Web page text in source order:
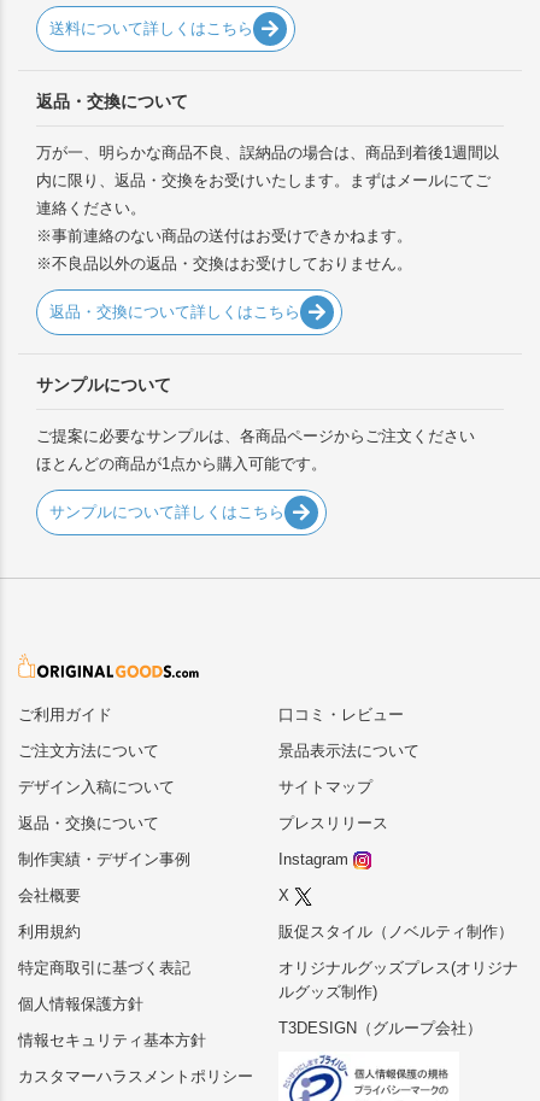
送料について詳しくはこちら
返品・交換について
万が一、明らかな商品不良、誤納品の場合は、商品到着後1週間以
内に限り、返品・交換をお受けいたします。まずはメールにてご
連絡ください。
※事前連絡のない商品の送付はお受けできかねます。
※不良品以外の返品・交換はお受けしておりません。
返品・交換について詳しくはこちら
サンプルについて
ご提案に必要なサンプルは、各商品ページからご注文ください
ほとんどの商品が1点から購入可能です。
サンプルについて詳しくはこちら
ご利用ガイド
ご注文方法について
デザイン入稿について
返品・交換について
制作実績・デザイン事例
会社概要
利用規約
特定商取引に基づく表記
個人情報保護方針
情報セキュリティ基本方針
カスタマーハラスメントポリシー
口コミ・レビュー
景品表示法について
サイトマップ
プレスリリース
Instagram
X
販促スタイル（ノベルティ制作）
オリジナルグッズプレス(オリジナ
ルグッズ制作)
T3DESIGN（グループ会社）